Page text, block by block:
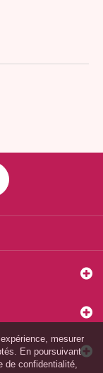
mesurer
En poursuivant
de confidentialité,